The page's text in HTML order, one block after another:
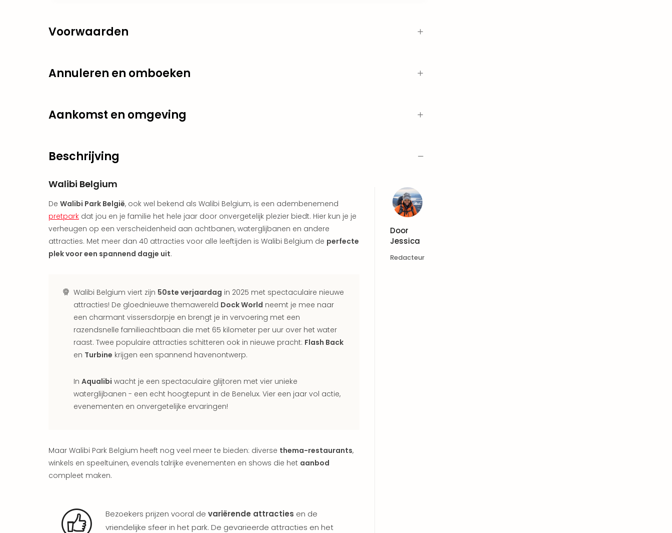
Voorwaarden
Annuleren en omboeken
Aankomst en omgeving
Beschrijving
Walibi Belgium
De Walibi Park België, ook wel bekend als Walibi Belgium, is een adembenemend
pretpark dat jou en je familie het hele jaar door onvergetelijk plezier biedt. Hier kun je je
verheugen op een verscheidenheid aan achtbanen, waterglijbanen en andere
attracties. Met meer dan 40 attracties voor alle leeftijden is Walibi Belgium de perfecte
plek voor een spannend dagje uit.
Walibi Belgium viert zijn 50ste verjaardag in 2025 met spectaculaire nieuwe
attracties! De gloednieuwe themawereld Dock World neemt je mee naar
een charmant vissersdorpje en brengt je in vervoering met een
razendsnelle familieachtbaan die met 65 kilometer per uur over het water
raast. Twee populaire attracties schitteren ook in nieuwe pracht: Flash Back
en Turbine krijgen een spannend havenontwerp.
In Aqualibi wacht je een spectaculaire glijtoren met vier unieke
waterglijbanen - een echt hoogtepunt in de Benelux. Vier een jaar vol actie,
evenementen en onvergetelijke ervaringen!
Maar Walibi Park Belgium heeft nog veel meer te bieden: diverse thema-restaurants,
winkels en speeltuinen, evenals talrijke evenementen en shows die het aanbod
compleet maken.
Bezoekers prijzen vooral de variërende attracties en de
vriendelijke sfeer in het park. De gevarieerde attracties en het
Door
Jessica
Redacteur